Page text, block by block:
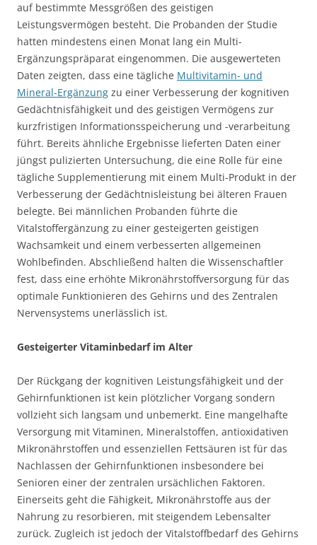
auf bestimmte Messgrößen des geistigen
Leistungsvermögen besteht. Die Probanden der Studie
hatten mindestens einen Monat lang ein Multi-
Ergänzungspräparat eingenommen. Die ausgewerteten
Daten zeigten, dass eine tägliche Multivitamin- und
Mineral-Ergänzung zu einer Verbesserung der kognitiven
Gedächtnisfähigkeit und des geistigen Vermögens zur
kurzfristigen Informationsspeicherung und -verarbeitung
führt. Bereits ähnliche Ergebnisse lieferten Daten einer
jüngst pulizierten Untersuchung, die eine Rolle für eine
tägliche Supplementierung mit einem Multi-Produkt in der
Verbesserung der Gedächtnisleistung bei älteren Frauen
belegte. Bei männlichen Probanden führte die
Vitalstoffergänzung zu einer gesteigerten geistigen
Wachsamkeit und einem verbesserten allgemeinen
Wohlbefinden. Abschließend halten die Wissenschaftler
fest, dass eine erhöhte Mikronährstoffversorgung für das
optimale Funktionieren des Gehirns und des Zentralen
Nervensystems unerlässlich ist.
Gesteigerter Vitaminbedarf im Alter
Der Rückgang der kognitiven Leistungsfähigkeit und der
Gehirnfunktionen ist kein plötzlicher Vorgang sondern
vollzieht sich langsam und unbemerkt. Eine mangelhafte
Versorgung mit Vitaminen, Mineralstoffen, antioxidativen
Mikronährstoffen und essenziellen Fettsäuren ist für das
Nachlassen der Gehirnfunktionen insbesondere bei
Senioren einer der zentralen ursächlichen Faktoren.
Einerseits geht die Fähigkeit, Mikronährstoffe aus der
Nahrung zu resorbieren, mit steigendem Lebensalter
zurück. Zugleich ist jedoch der Vitalstoffbedarf des Gehirns